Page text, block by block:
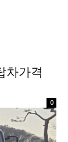
차가격
0